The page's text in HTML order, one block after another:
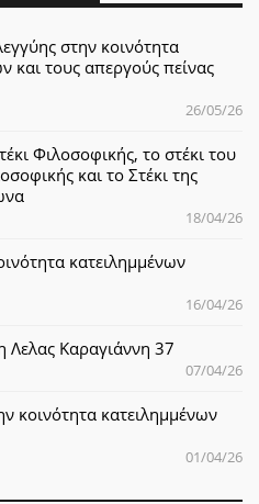
στην κοινότητα
και τους απεργούς πείνας
26/05/26
Φιλοσοφικής, το στέκι του
και το Στέκι της
18/04/26
κατειλημμένων
16/04/26
Καραγιάννη 37
07/04/26
κοινότητα κατειλημμένων
01/04/26